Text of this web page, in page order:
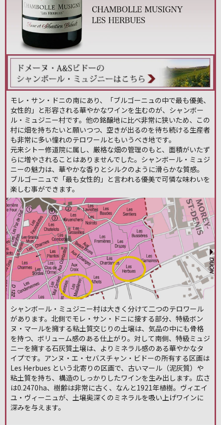
モレ・サン・ドニの南にあり、「ブルゴーニュの中で最も優美、
女性的」と形容される華やかなワインを生むのが、シャンボー
ル・ミュジニー村です。他の銘醸地に比べ非常に狭いため、この
村に畑を持ちたいと願いつつ、空きが出るのを待ち続ける生産者
も非常に多い憧れのテロワールともいうべき地です。
元来シトー修道院に属し、厳格な畑の管理のもと、面積がいたず
らに増やされることはありませんでした。シャンボール・ミュジ
ニーの魅力は、華やかな香りとシルクのように滑らかな質感。
ブルゴーニュで「最も女性的」と言われる優美で可憐な味わいを
楽しむ事ができます。
シャンボール・ミュジニー村は大きく分けて二つのテロワール
があります。北側でモレ・サン・ドニに接する部分、特級ボン
ヌ・マールを擁する粘土質交じりの土壌は、気品の中にも骨格
を持つ、ボリューム感のある仕上がり。対して南側、特級ミュジ
ニーを擁する石灰質土壌は、よりミネラル感のある華やかなタ
イプです。アンヌ・エ・セバスチャン・ビドーの所有する区画は
Les Herbues という北寄りの区画で、古いマール（泥灰質）や
粘土質を持ち、構造のしっかりしたワインを生み出します。広さ
は0.2470ha、樹齢は非常に古く、なんと1921年植樹。ヴィエイ
ユ・ヴィーニュが、土壌奥深くのミネラルを吸い上げワインに
深みを与えます。